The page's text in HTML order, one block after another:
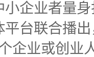
小企业者量
平台联合播
企业或创业